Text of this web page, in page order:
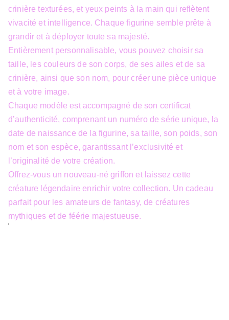
crinière texturées, et yeux peints à la main qui reflètent
vivacité et intelligence. Chaque figurine semble prête à
grandir et à déployer toute sa majesté.
Entièrement personnalisable, vous pouvez choisir sa
taille, les couleurs de son corps, de ses ailes et de sa
crinière, ainsi que son nom, pour créer une pièce unique
et à votre image.
Chaque modèle est accompagné de son certificat
d’authenticité, comprenant un numéro de série unique, la
date de naissance de la figurine, sa taille, son poids, son
nom et son espèce, garantissant l’exclusivité et
l’originalité de votre création.
Offrez-vous un nouveau-né griffon et laissez cette
créature légendaire enrichir votre collection. Un cadeau
parfait pour les amateurs de fantasy, de créatures
mythiques et de féérie majestueuse.